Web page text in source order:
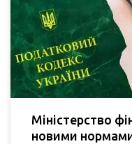
Міністерство
новими